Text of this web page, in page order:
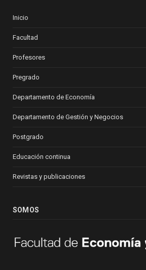
Inicio
Facultad
Profesores
Pregrado
Departamento de Economía
Departamento de Gestión y Negocios
Postgrado
Educación continua
Revistas y publicaciones
SOMOS